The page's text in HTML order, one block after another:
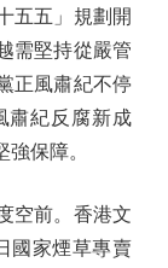
五五」規劃開
需堅持從嚴管
正風肅紀不停
肅紀反腐新成
保障。
空前。香港文
國家煙草專賣